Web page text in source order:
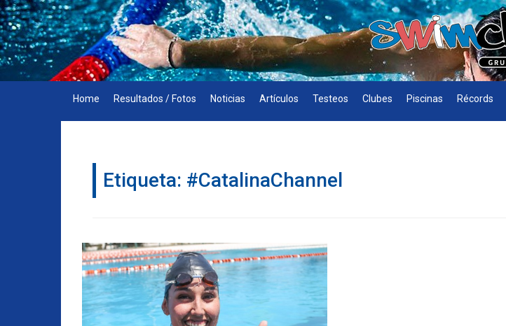
Skip
to
content
Home Resultados / Fotos Noticias Artículos Testeos Clubes Piscinas Récords
Etiqueta: #CatalinaChannel